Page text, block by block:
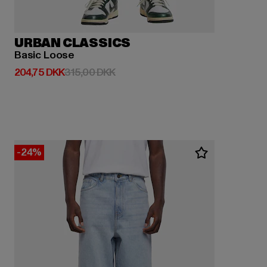
URBAN CLASSICS
Basic Loose
204,75 DKK
Nuværende pris: 204,75 DKK
315,00 DKKKampagnepris: 315,00 DKK
-24%